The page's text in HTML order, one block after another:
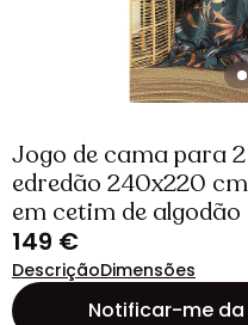
Jogo de cama para
edredão 240x220
em cetim de algodão
149 €
DescriçãoDimensões
Notificar-me